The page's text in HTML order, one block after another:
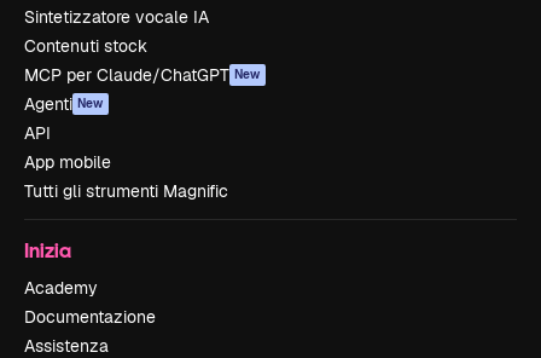
Sintetizzatore vocale IA
Contenuti stock
MCP per Claude/ChatGPT New
Agenti New
API
App mobile
Tutti gli strumenti Magnific
Inizia
Academy
Documentazione
Assistenza